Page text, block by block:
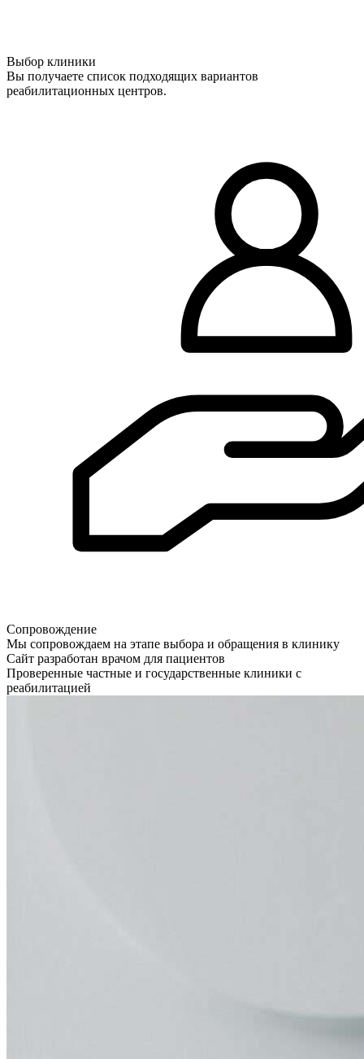
Выбор клиники
Вы получаете список подходящих вариантов
реабилитационных центров.
Сопровождение
Мы сопровождаем на этапе выбора и обращения в клинику
Сайт разработан врачом для пациентов
Проверенные частные и государственные клиники с
реабилитацией